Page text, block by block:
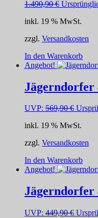
1.490,90€
inkl. 19 % MwSt.
zzgl. Versandkosten
In den Warenkorb
Angebot!
Jägerndorfer
UVP: 569,90€
inkl. 19 % MwSt.
zzgl. Versandkosten
In den Warenkorb
Angebot!
Jägerndorfer
UVP: 449,90€